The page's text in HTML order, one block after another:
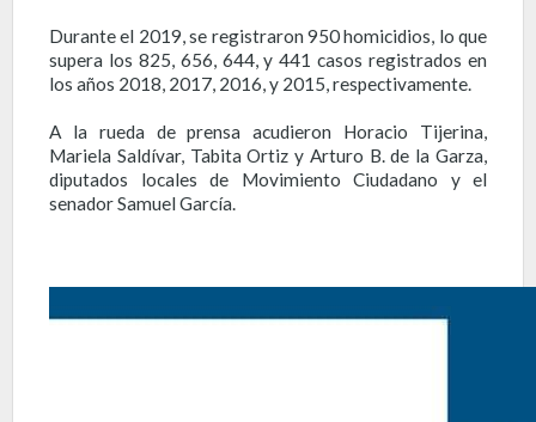
Durante el 2019, se registraron 950 homicidios, lo que
supera los 825, 656, 644, y 441 casos registrados en
los años 2018, 2017, 2016, y 2015, respectivamente.
A la rueda de prensa acudieron Horacio Tijerina,
Mariela Saldívar, Tabita Ortiz y Arturo B. de la Garza,
diputados locales de Movimiento Ciudadano y el
senador Samuel García.